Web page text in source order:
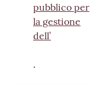
pubblico per
la gestione
dell’
.